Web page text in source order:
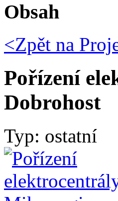
Obsah
<Zpět na
Pořízení
Dobrohost
Typ: ostatní